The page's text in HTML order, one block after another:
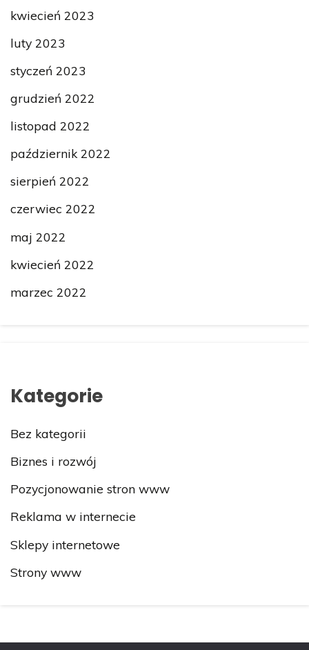
kwiecień 2023
luty 2023
styczeń 2023
grudzień 2022
listopad 2022
październik 2022
sierpień 2022
czerwiec 2022
maj 2022
kwiecień 2022
marzec 2022
Kategorie
Bez kategorii
Biznes i rozwój
Pozycjonowanie stron www
Reklama w internecie
Sklepy internetowe
Strony www